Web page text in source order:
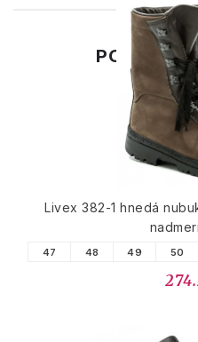
PODOBNÉ
Livex 382-1 hnedá
47 48 49 50